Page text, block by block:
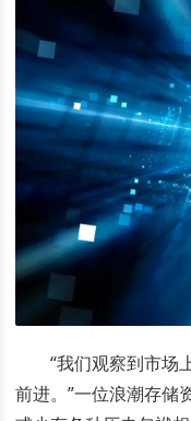
“我们观察到市场
前进。”一位浪潮存储